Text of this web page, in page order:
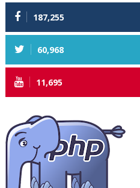
187,255
60,968
11,695